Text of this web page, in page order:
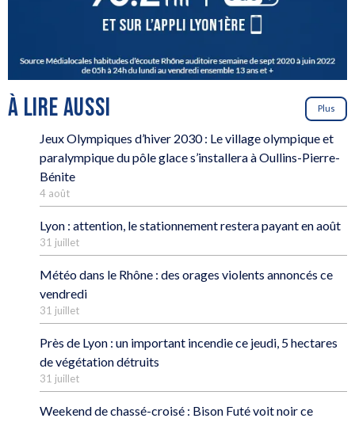
À LIRE AUSSI Plus
Jeux Olympiques d’hiver 2030 : Le village olympique et
paralympique du pôle glace s’installera à Oullins-Pierre-
Bénite
4 août
Lyon : attention, le stationnement restera payant en août
31 juillet
Météo dans le Rhône : des orages violents annoncés ce
vendredi
31 juillet
Près de Lyon : un important incendie ce jeudi, 5 hectares
de végétation détruits
31 juillet
Weekend de chassé-croisé : Bison Futé voit noir ce